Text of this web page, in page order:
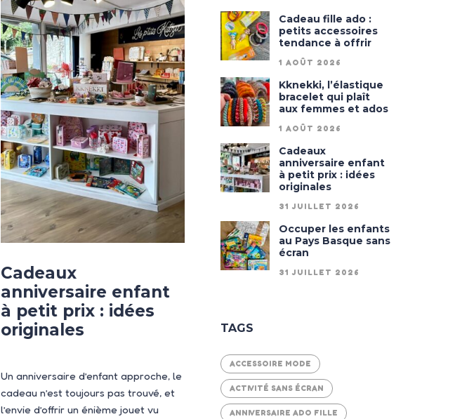
Cadeaux
anniversaire enfant
à petit prix : idées
originales
Un anniversaire d’enfant approche, le
cadeau n’est toujours pas trouvé, et
l’envie d’offrir un énième jouet vu
Cadeau fille ado :
petits accessoires
tendance à offrir
1 AOÛT 2026
Kknekki, l’élastique
bracelet qui plaît
aux femmes et ados
1 AOÛT 2026
Cadeaux
anniversaire enfant
à petit prix : idées
originales
31 JUILLET 2026
Occuper les enfants
au Pays Basque sans
écran
31 JUILLET 2026
TAGS
ACCESSOIRE MODE
ACTIVITÉ SANS ÉCRAN
ANNIVERSAIRE ADO FILLE